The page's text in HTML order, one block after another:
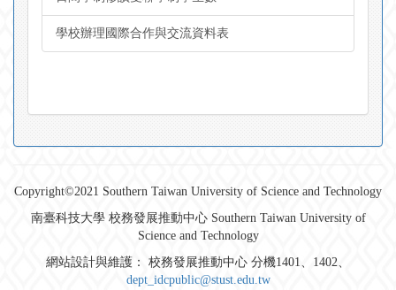
學校辦理國際合作與交流資料表
Copyright©2021 Southern Taiwan University of Science and Technology
南臺科技大學 校務發展推動中心 Southern Taiwan University of
Science and Technology
網站設計與維護： 校務發展推動中心 分機1401、1402、
dept_idcpublic@stust.edu.tw